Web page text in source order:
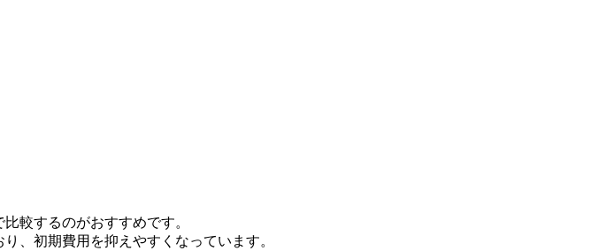
較するのがおすすめです。
、初期費用を抑えやすくなっています。